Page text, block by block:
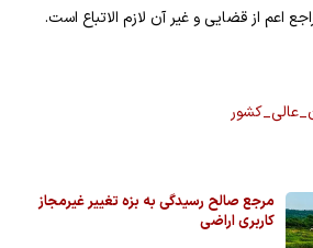
اعم از قضایی و غیر آن لازم الاتباع است.
مرجع صالح رسیدگی به بزه تغییر غیرمجاز
کاربری اراضی